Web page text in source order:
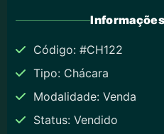
Código: #CH122
Tipo: Chácara
Modalidade: Venda
Status: Vendido